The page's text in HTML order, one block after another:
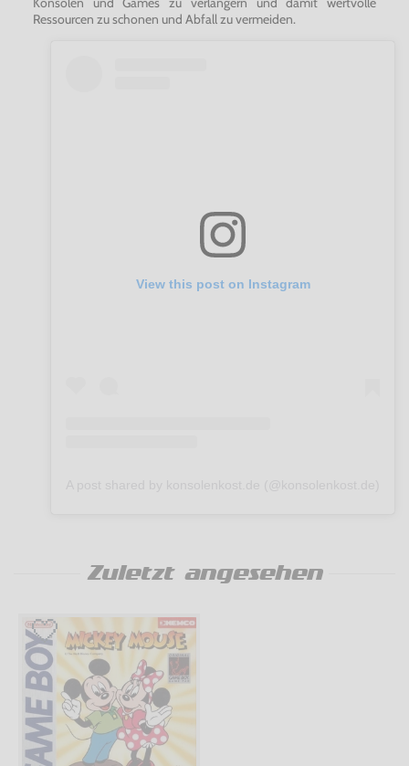
Ressourcen zu schonen und Abfall zu vermeiden.
View this post on Instagram
Zuletzt angesehen